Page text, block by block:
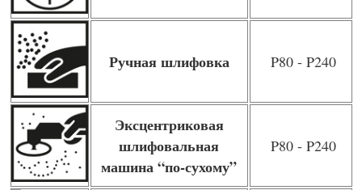
Ручная шлифовка P80 - P240
Эксцентриковая
шлифовальная
машина “по-сухому”
P80 - P240